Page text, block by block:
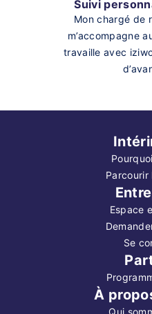
Suivi
Mon chargé de
m’accompagne
travaille avec
Parcourir
Espace
Se
À
Qui